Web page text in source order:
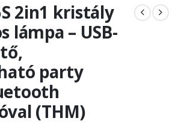
2in1 kristály
lámpa – USB-
party
(THM)